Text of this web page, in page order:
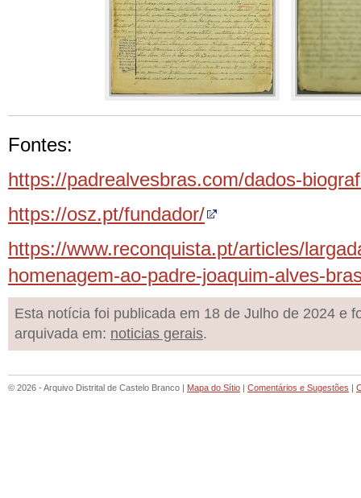
Fontes:
https://padrealvesbras.com/dados-
https://osz.pt/fundador/
https://www.reconquista.pt/articles/
homenagem-ao-padre-joaquim-alves-
Esta notícia foi publicada em 18 de Julho de 2024 e
arquivada em: noticias gerais.
© 2026 - Arquivo Distrital de Castelo Branco | Mapa do Sítio | Comentários e Sugestões |